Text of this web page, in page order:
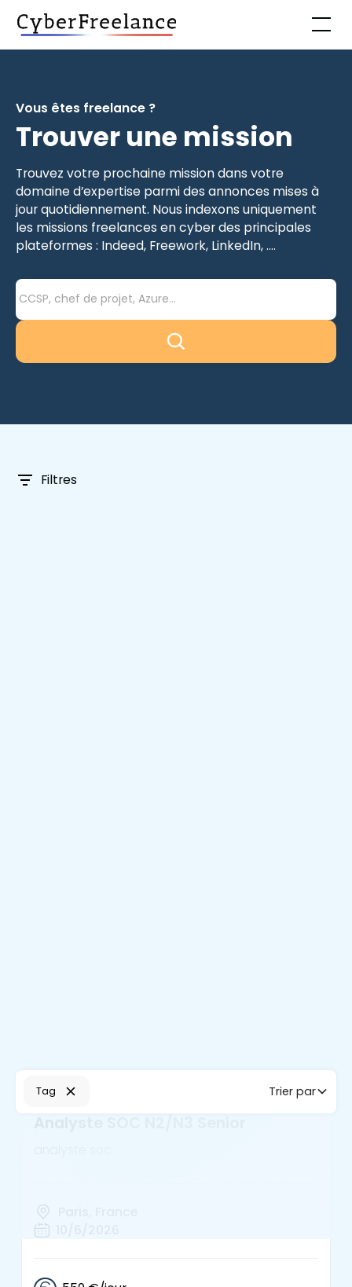
Vous êtes freelance ?
Trouver une mission
Trouvez votre prochaine mission dans votre
domaine d’expertise parmi des annonces mises à
jour quotidiennement. Nous indexons uniquement
les missions freelances en cyber des principales
plateformes : Indeed, Freework, LinkedIn, ....
Filtres
Tag Trier par